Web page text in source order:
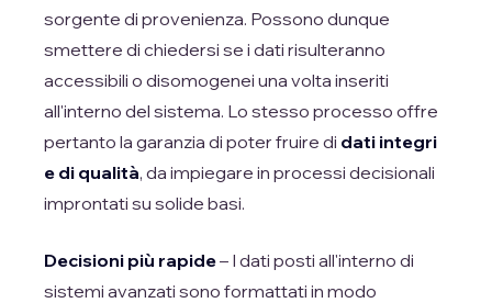
sorgente di provenienza. Possono dunque
smettere di chiedersi se i dati risulteranno
accessibili o disomogenei una volta inseriti
all'interno del sistema. Lo stesso processo offre
pertanto la garanzia di poter fruire di dati integri
e di qualità, da impiegare in processi decisionali
improntati su solide basi.
Decisioni più rapide– I dati posti all'interno di
sistemi avanzati sono formattati in modo